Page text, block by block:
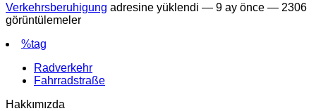
Verkehrsberuhigung adresine yüklendi — 9 ay önce — 2306
görüntülemeler
%tag
Radverkehr
Fahrradstraße
Hakkımızda